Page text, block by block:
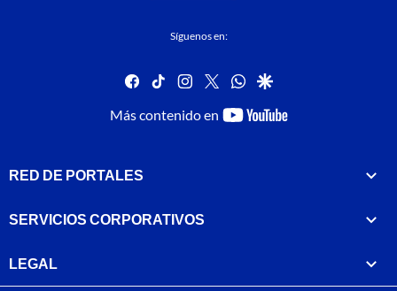
Síguenos en:
facebook
tiktok instagram
twitterwhatsapp
google
Más contenido en
youtube-
RED DE PORTALES
SERVICIOS CORPORATIVOS
LEGAL